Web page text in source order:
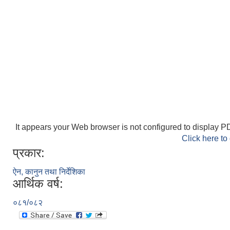
It appears your Web browser is not configured to display
Click here
प्रकार:
ऐन, कानुन तथा निर्देशिका
आर्थिक वर्ष:
०८१/०८२